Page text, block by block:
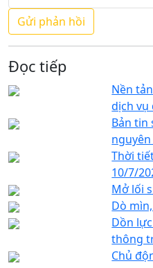
Đọc tiếp
Nền
dịch vụ
Bản tin
Thời
10/7/
Mở lối
Dò
Dồn
thông
Chủ